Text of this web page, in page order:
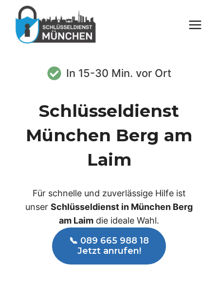
Inhalt
springen
In 15-30 Min. vor Ort
Schlüsseldienst
München Berg am
Laim
Für schnelle und zuverlässige Hilfe ist
unser Schlüsseldienst in München Berg
am Laim die ideale Wahl.
📞 089 665 988 18
Jetzt anrufen!